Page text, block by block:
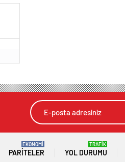
PARITELER
EKONOMİ
YOL DURUMU
TRAFİK